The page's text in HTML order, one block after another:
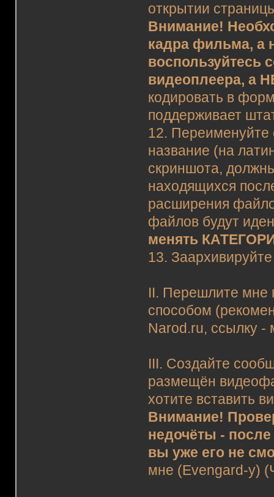
открытии
Внимание!
кадра фильма, а
воспользуйтесь
видеоплеера, а
кодировать в
поддерживает
12. Переименуйте
название (на
скриншота,
находящихся
расширения
файлов будут
менять
13.
II. Перешлите мне
способом
Narod.ru, ссылку
III. Создайте
размещён
хотите вставить
Внимание!
недочёты - после
вы уже его не
мне (Evengard-у)